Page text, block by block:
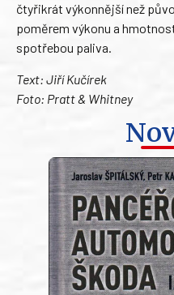
čtyřikrát výkonnější než
poměrem výkonu a
spotřebou paliva.
Text: Jiří Kučírek
Foto: Pratt & Whitney